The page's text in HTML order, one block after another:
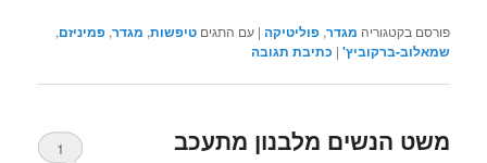
פורסם בקטגוריה מגדר,פוליטיקה |עם התגים טיפשות, מגדר,פמיניזם,
שמאלוב-ברקוביץ' | כתיבת תגובה
משט הנשים מלבנון מתעכב 1